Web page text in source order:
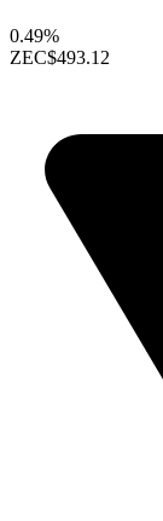
0.49%
ZEC$493.12